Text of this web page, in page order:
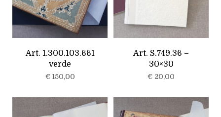
Art. 1.300.103.661
verde
€150,00
Art. S.749.36 –
30×30
€ 20,00